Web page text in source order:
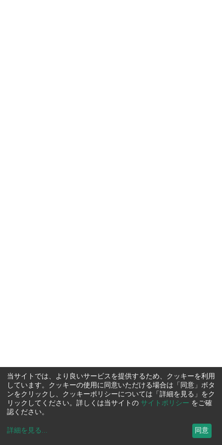
当サイトでは、より良いサービスを提供するため、クッキーを利用
しています。クッキーの使用に同意いただける場合は「同意」ボタ
ンをクリックし、クッキーポリシーについては「詳細を見る」をク
リックしてください。詳しくは当サイトの サイトポリシー をご確
認ください。
詳細を見る ... 同意